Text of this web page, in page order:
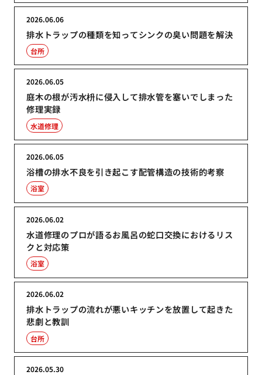
排水トラップの種類を知ってシンクの臭い問題を解決
2026.06.06
台所
庭木の根が汚水枡に侵入して排水管を塞いでしまった
修理実録
2026.06.05
水道修理
浴槽の排水不良を引き起こす配管構造の技術的考察
2026.06.05
浴室
水道修理のプロが語るお風呂の蛇口交換におけるリス
クと対応策
2026.06.02
浴室
排水トラップの流れが悪いキッチンを放置して起きた
悲劇と教訓
2026.06.02
台所
2026.05.30